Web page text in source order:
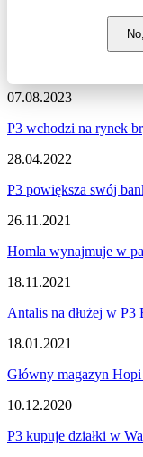
Zapraszamy do
dotyczącymi sytuacji
deweloperskimi, a
07.08.2023
P3 wchodzi na rynek
28.04.2022
P3 powiększa swój
26.11.2021
Homla wynajmuje w
18.11.2021
Antalis na dłużej w P3
18.01.2021
Główny magazyn
10.12.2020
P3 kupuje działki w